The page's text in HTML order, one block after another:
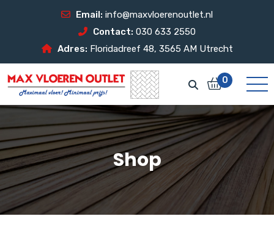
Email: info@maxvloerenoutlet.nl
Contact: 030 633 2550
Adres: Floridadreef 48, 3565 AM Utrecht
0
Shop